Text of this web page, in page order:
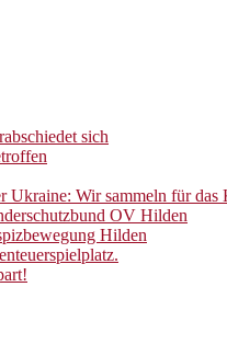
sich
Ukraine: Wir sammeln für
OV Hilden
Hilden